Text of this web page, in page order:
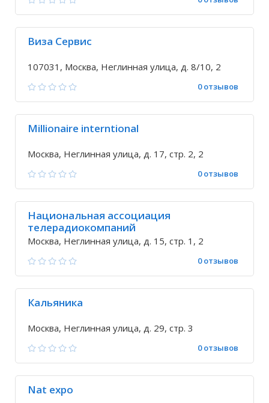
Виза Сервис
107031, Москва, Неглинная улица, д. 8/10, 2
0 отзывов
Millionaire interntional
Москва, Неглинная улица, д. 17, стр. 2, 2
0 отзывов
Национальная ассоциация
телерадиокомпаний
Москва, Неглинная улица, д. 15, стр. 1, 2
0 отзывов
Кальяника
Москва, Неглинная улица, д. 29, стр. 3
0 отзывов
Nat expo